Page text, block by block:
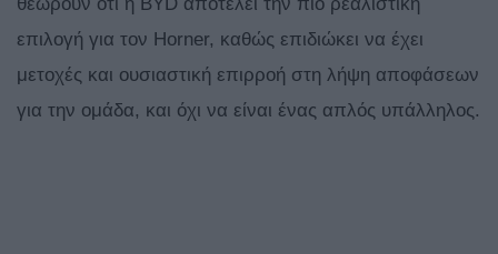
επιλογή για τον Horner, καθώς επιδιώκει να έχει
μετοχές και ουσιαστική επιρροή στη λήψη αποφάσεων
για την ομάδα, και όχι να είναι ένας απλός υπάλληλος.